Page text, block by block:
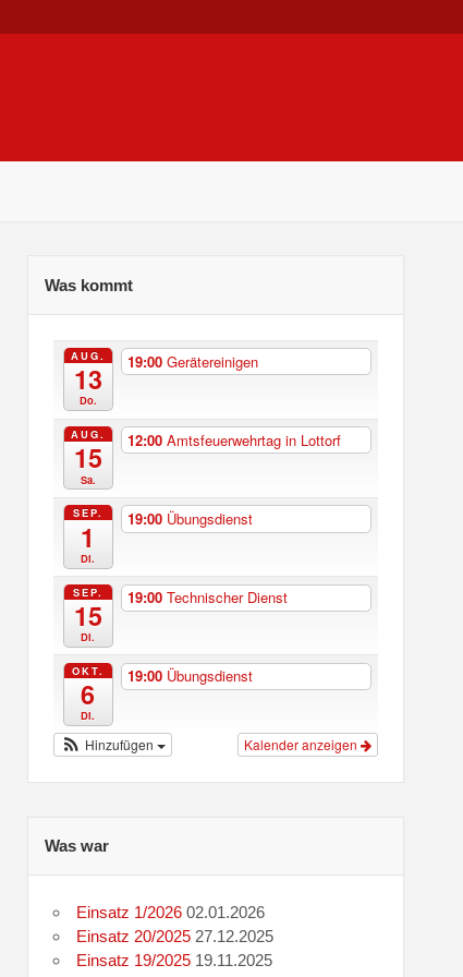
Was kommt
AUG.
13
Do.
19:00Gerätereinigen
AUG.
15
Sa.
12:00Amtsfeuerwehrtag in Lottorf
SEP.
1
Di.
19:00 Übungsdienst
SEP.
15
Di.
19:00Technischer Dienst
OKT.
6
Di.
19:00 Übungsdienst
Kalender anzeigen
Hinzufügen
Was war
Einsatz 1/2026 02.01.2026
Einsatz 20/2025 27.12.2025
Einsatz 19/2025 19.11.2025